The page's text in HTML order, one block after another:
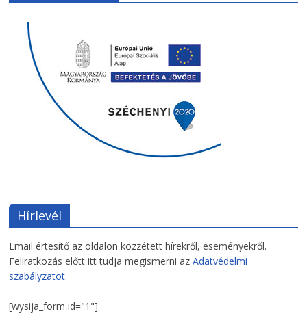
Hírlevél
Email értesítő az oldalon közzétett hírekről, eseményekről.
Feliratkozás előtt itt tudja megismerni azAdatvédelmi
szabályzatot.
[wysija_form id="1"]